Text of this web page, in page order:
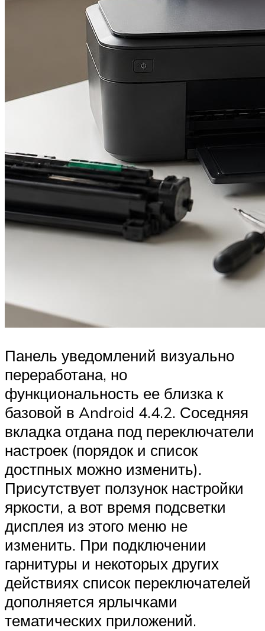
Панель уведомлений визуально
переработана, но
функциональность ее близка к
базовой в Android 4.4.2. Соседняя
вкладка отдана под переключатели
настроек (порядок и список
достпных можно изменить).
Присутствует ползунок настройки
яркости, а вот время подсветки
дисплея из этого меню не
изменить. При подключении
гарнитуры и некоторых других
действиях список переключателей
дополняется ярлычками
тематических приложений.